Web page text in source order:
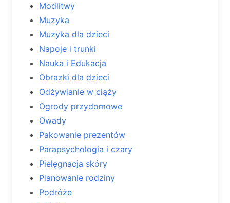
Modlitwy
Muzyka
Muzyka dla dzieci
Napoje i trunki
Nauka i Edukacja
Obrazki dla dzieci
Odżywianie w ciąży
Ogrody przydomowe
Owady
Pakowanie prezentów
Parapsychologia i czary
Pielęgnacja skóry
Planowanie rodziny
Podróże